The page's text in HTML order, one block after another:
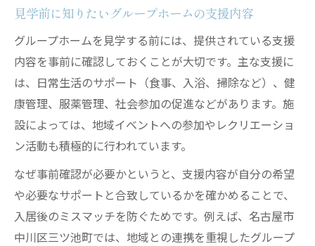
見学前に知りたいグループホームの支援内容
グループホームを見学する前には、提供されている支援
内容を事前に確認しておくことが大切です。主な支援に
は、日常生活のサポート（食事、入浴、掃除など）、健
康管理、服薬管理、社会参加の促進などがあります。施
設によっては、地域イベントへの参加やレクリエーショ
ン活動も積極的に行われています。
なぜ事前確認が必要かというと、支援内容が自分の希望
や必要なサポートと合致しているかを確かめることで、
入居後のミスマッチを防ぐためです。例えば、名古屋市
中川区三ツ池町では、地域との連携を重視したグループ